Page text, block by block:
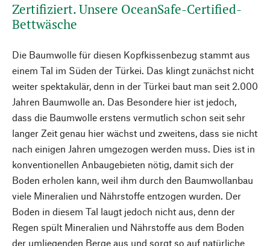
Zertifiziert. Unsere OceanSafe-Certified-
Bettwäsche
Die Baumwolle für diesen Kopfkissenbezug stammt aus
einem Tal im Süden der Türkei. Das klingt zunächst nicht
weiter spektakulär, denn in der Türkei baut man seit 2.000
Jahren Baumwolle an. Das Besondere hier ist jedoch,
dass die Baumwolle erstens vermutlich schon seit sehr
langer Zeit genau hier wächst und zweitens, dass sie nicht
nach einigen Jahren umgezogen werden muss. Dies ist in
konventionellen Anbaugebieten nötig, damit sich der
Boden erholen kann, weil ihm durch den Baumwollanbau
viele Mineralien und Nährstoffe entzogen wurden. Der
Boden in diesem Tal laugt jedoch nicht aus, denn der
Regen spült Mineralien und Nährstoffe aus dem Boden
der umliegenden Berge aus und sorgt so auf natürliche